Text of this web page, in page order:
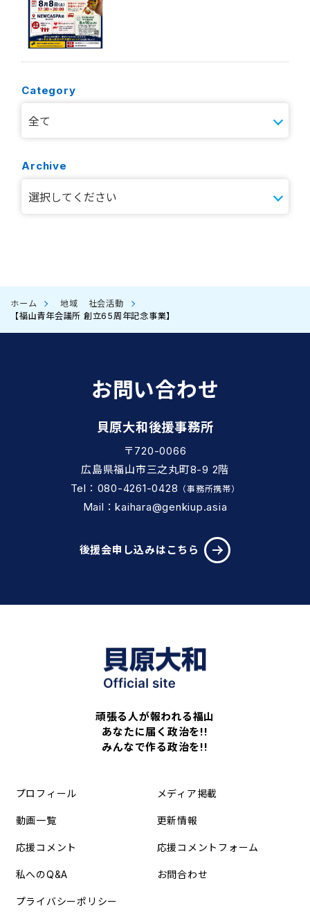
Category
Archive
ホーム 地域
社会活動
【福山青年会議所 創立65周年記念事業】
お問い合わせ
貝原大和後援事務所
〒720-0066
広島県福山市三之丸町8-9 2階
Tel：080-4261-0428 （事務所携帯）
Mail：kaihara@genkiup.asia
後援会申し込みはこちら
頑張る人が報われる福山
あなたに届く政治を!!
みんなで作る政治を!!
プロフィール メディア掲載
動画一覧 更新情報
応援コメント 応援コメントフォーム
私へのQ&A お問合わせ
プライバシーポリシー